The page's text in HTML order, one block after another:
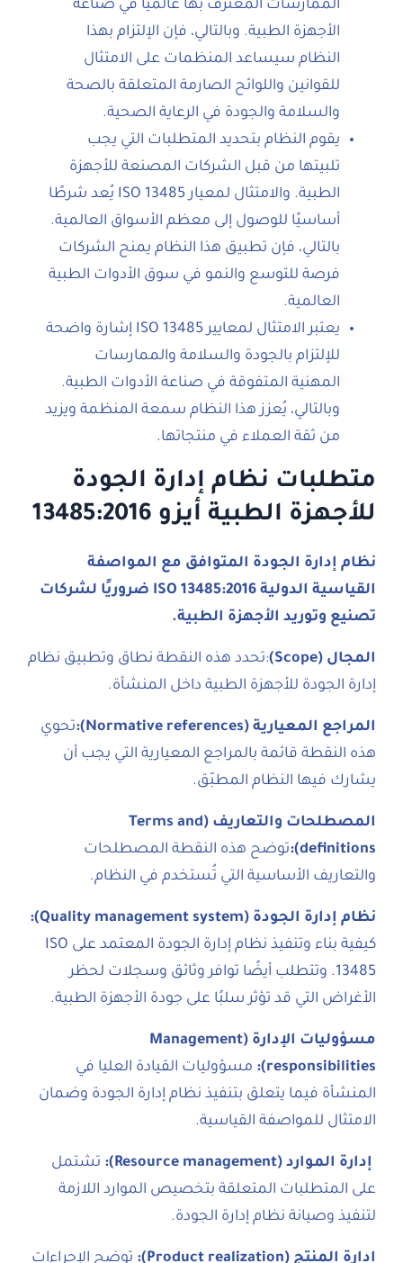
الممارسات المعترف بها عالميًا في صناعة
الأجهزة الطبية. وبالتالي، فإن الإلتزام بهذا
النظام سيساعد المنظمات على الامتثال
للقوانين واللوائح الصارمة المتعلقة بالصحة
والسلامة والجودة في الرعاية الصحية.
يقوم النظام بتحديد المتطلبات التي يجب
تلبيتها من قبل الشركات المصنعة للأجهزة
الطبية. والامتثال لمعيار ISO 13485 يُعد شرطًا
أساسيًا للوصول إلى معظم الأسواق العالمية.
بالتالي، فإن تطبيق هذا النظام يمنح الشركات
فرصة للتوسع والنمو في سوق الأدوات الطبية
العالمية.
يعتبر الامتثال لمعايير ISO 13485 إشارة واضحة
للإلتزام بالجودة والسلامة والممارسات
المهنية المتفوقة في صناعة الأدوات الطبية.
وبالتالي، يُعزز هذا النظام سمعة المنظمة ويزيد
من ثقة العملاء في منتجاتها.
متطلبات نظام إدارة الجودة
للأجهزة الطبية أيزو 13485:2016
نظام إدارة الجودة المتوافق مع المواصفة
القياسية الدولية ISO 13485:2016 ضروريًا لشركات
تصنيع وتوريد الأجهزة الطبية.
المجال (Scope)
:تحدد هذه النقطة نطاق وتطبيق نظام
إدارة الجودة للأجهزة الطبية داخل المنشأة.
المراجع المعيارية (Normative references):
تحوي
هذه النقطة قائمة بالمراجع المعيارية التي يجب أن
يشارك فيها النظام المطبّق.
المصطلحات والتعاريف (Terms and
definitions):
توضح هذه النقطة المصطلحات
والتعاريف الأساسية التي تُستخدم في النظام.
نظام إدارة الجودة (Quality management system):
كيفية بناء وتنفيذ نظام إدارة الجودة المعتمد على ISO
13485. وتتطلب أيضًا توافر وثائق وسجلات لحظر
الأغراض التي قد تؤثر سلبًا على جودة الأجهزة الطبية.
مسؤوليات الإدارة (Management
responsibilities):
مسؤوليات القيادة العليا في
المنشأة فيما يتعلق بتنفيذ نظام إدارة الجودة وضمان
الامتثال للمواصفة القياسية.
إدارة الموارد (Resource management):
تشتمل
على المتطلبات المتعلقة بتخصيص الموارد اللازمة
لتنفيذ وصيانة نظام إدارة الجودة.
إدارة المنتج (Product realization): توضح الإجراءات